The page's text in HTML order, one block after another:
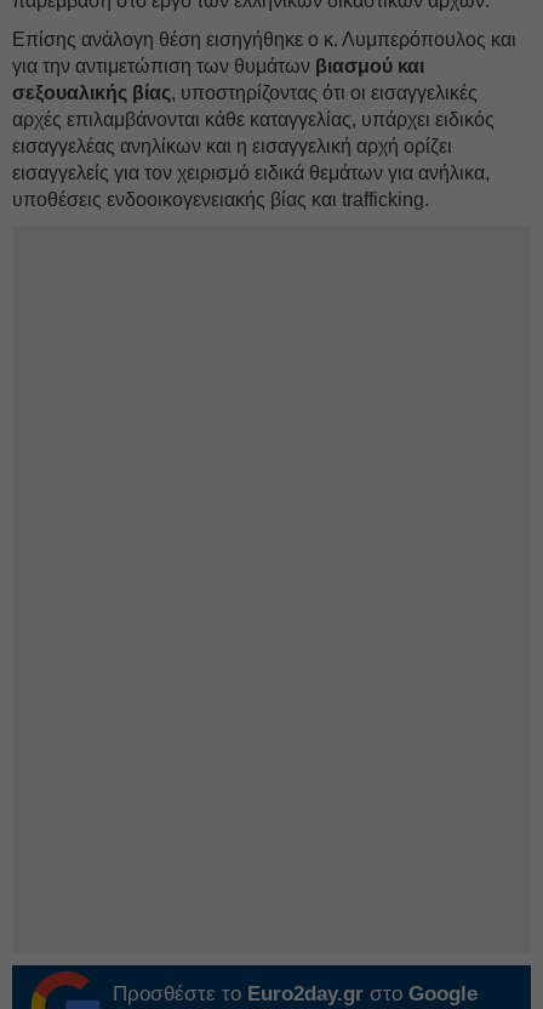
Επίσης ανάλογη θέση εισηγήθηκε ο κ. Λυμπερόπουλος και
για την αντιμετώπιση των θυμάτων βιασμού και
σεξουαλικής βίας, υποστηρίζοντας ότι οι εισαγγελικές
αρχές επιλαμβάνονται κάθε καταγγελίας, υπάρχει ειδικός
εισαγγελέας ανηλίκων και η εισαγγελική αρχή ορίζει
εισαγγελείς για τον χειρισμό ειδικά θεμάτων για ανήλικα,
υποθέσεις ενδοοικογενειακής βίας και trafficking.
Προσθέστε το Euro2day.gr στο Google